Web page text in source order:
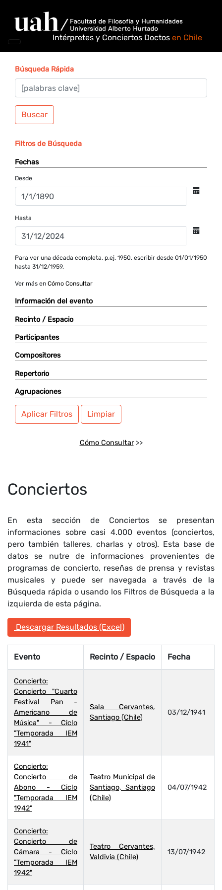
Intérpretes y Conciertos Doctos en Chile
Búsqueda Rápida
Buscar
Filtros de Búsqueda
Fechas
Desde
Hasta
Para ver una década completa, p.ej. 1950, escribir desde 01/01/1950
hasta 31/12/1959.
Ver más en Cómo Consultar
Información del evento
Recinto / Espacio
Participantes
Compositores
Repertorio
Agrupaciones
Aplicar Filtros Limpiar
Cómo Consultar>>
Conciertos
En esta sección de Conciertos se presentan
informaciones sobre casi 4.000 eventos (conciertos,
pero también talleres, charlas y otros). Esta base de
datos se nutre de informaciones provenientes de
programas de concierto, reseñas de prensa y revistas
musicales y puede ser navegada a través de la
Búsqueda rápida o usando los Filtros de Búsqueda a la
izquierda de esta página.
Descargar Resultados (Excel)
Evento Recinto / Espacio Fecha
Concierto:
Concierto "Cuarto
Festival Pan -
Americano de
Música" - Ciclo
"Temporada IEM
1941"
Sala Cervantes,
Santiago (Chile)
03/12/1941
Concierto:
Concierto de
Abono - Ciclo
"Temporada IEM
1942"
Teatro Municipal de
Santiago, Santiago
(Chile)
04/07/1942
Concierto:
Concierto de
Cámara - Ciclo
"Temporada IEM
1942"
Teatro Cervantes,
Valdivia (Chile)
13/07/1942